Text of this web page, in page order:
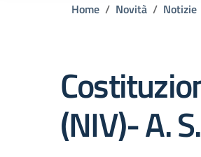
Home Novità Notizie
(NIV)- A.